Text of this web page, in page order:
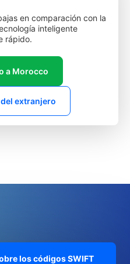
en comparación con la
inteligente
rápido.
a Morocco
extranjero
los códigos SWIFT